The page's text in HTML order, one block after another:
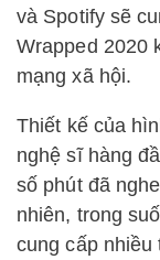
và Spotify sẽ
Wrapped 2020
mạng xã hội.
Thiết kế của
nghệ sĩ hàng
số phút đã
nhiên, trong
cung cấp